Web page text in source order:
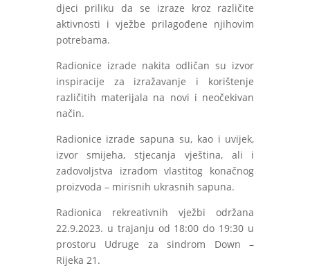
djeci priliku da se izraze kroz različite
aktivnosti i vježbe prilagođene njihovim
potrebama.
Radionice izrade nakita odličan su izvor
inspiracije za izražavanje i korištenje
različitih materijala na novi i neočekivan
način.
Radionice izrade sapuna su, kao i uvijek,
izvor smijeha, stjecanja vještina, ali i
zadovoljstva izradom vlastitog konačnog
proizvoda – mirisnih ukrasnih sapuna.
Radionica rekreativnih vježbi održana
22.9.2023. u trajanju od 18:00 do 19:30 u
prostoru Udruge za sindrom Down –
Rijeka 21.